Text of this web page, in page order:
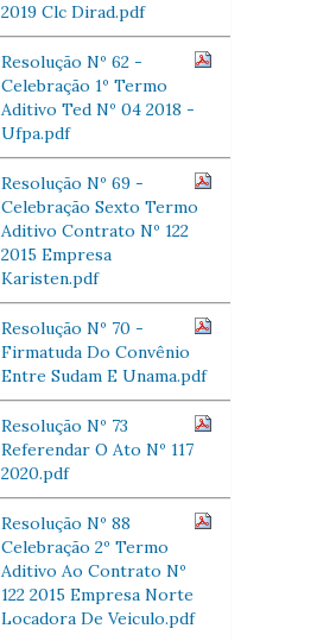
2019 Clc Dirad.pdf
Resolução Nº 62 -
Celebração 1º Termo
Aditivo Ted Nº 04 2018 -
Ufpa.pdf
Resolução Nº 69 -
Celebração Sexto Termo
Aditivo Contrato Nº 122
2015 Empresa
Karisten.pdf
Resolução Nº 70 -
Firmatuda Do Convênio
Entre Sudam E Unama.pdf
Resolução Nº 73
Referendar O Ato Nº 117
2020.pdf
Resolução Nº 88
Celebração 2º Termo
Aditivo Ao Contrato Nº
122 2015 Empresa Norte
Locadora De Veiculo.pdf